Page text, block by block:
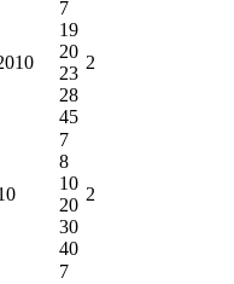
7
19
20
23
28
45
2
7
8
10
20
30
40
2
7